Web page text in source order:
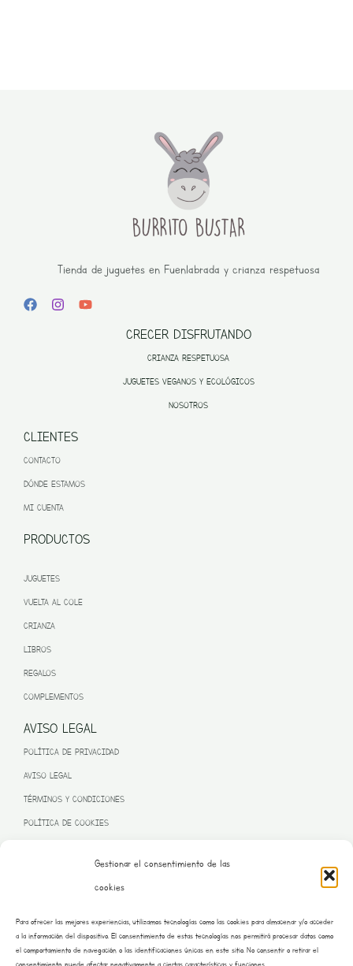
Gestionar el consentimiento de las
cookies
Para ofrecer las mejores experiencias, utilizamos tecnologías como las cookies para almacenar y/o acceder
a la información del dispositivo. El consentimiento de estas tecnologías nos permitirá procesar datos como
el comportamiento de navegación o las identificaciones únicas en este sitio. No consentir o retirar el
Tienda de juguetes en Fuenlabrada y crianza respetuosa
CRECER DISFRUTANDO
CRIANZA RESPETUOSA
JUGUETES VEGANOS Y ECOLÓGICOS
NOSOTROS
CLIENTES
CONTACTO
DÓNDE ESTAMOS
MI CUENTA
PRODUCTOS
JUGUETES
VUELTA AL COLE
CRIANZA
LIBROS
REGALOS
COMPLEMENTOS
AVISO LEGAL
POLÍTICA DE PRIVACIDAD
AVISO LEGAL
TÉRMINOS Y CONDICIONES
POLÍTICA DE COOKIES
– NEXT GENERATION EU